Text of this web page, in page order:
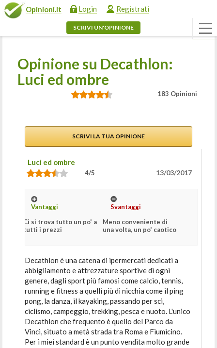
Opinioni.it Login Registrati
SCRIVI UN'OPINIONE
Opinione su Decathlon:
Luci ed ombre
183 Opinioni
SCRIVI LA TUA OPINIONE
Luci ed ombre
4/5 13/03/2017
Vantaggi
Ci si trova tutto un po' a
tutti i prezzi
Svantaggi
Meno conveniente di
una volta, un po' caotico
Decathlon è una catena di ipermercati dedicati a
abbigliamento e attrezzature sportive di ogni
genere, dagli sport più famosi come calcio, tennis,
running e fitness a quelli più di nicchia come il ping
pong, la danza, il kayaking, passando per sci,
ciclismo, campeggio, trekking, pesca e nuoto. L'unico
Decathlon che frequento è quello del Parco da
Vinci, situato a metà strada tra Roma e Fiumicino.
Per i miei standard è un punto vendita molto grande